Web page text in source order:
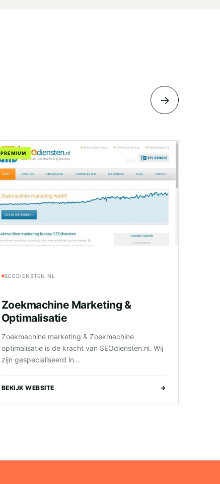
→
PREMIUM
SEODIENSTEN.NL
Zoekmachine Marketing &
Optimalisatie
Zoekmachine marketing & Zoekmachine
optimalisatie is de kracht van SEOdiensten.nl. Wij
zijn gespecialiseerd in...
BEKIJK WEBSITE →